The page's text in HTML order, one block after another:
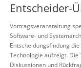
Entscheider-
Vortragsveranstaltung
Software- und
Entscheidungsfindung
Technologie aufzeigt.
Diskussionen und